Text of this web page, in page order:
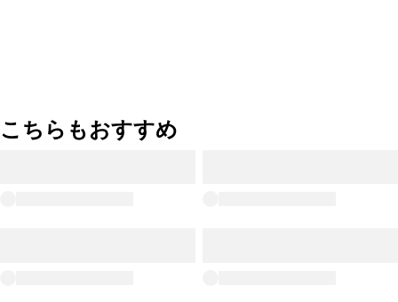
こちらもおすすめ